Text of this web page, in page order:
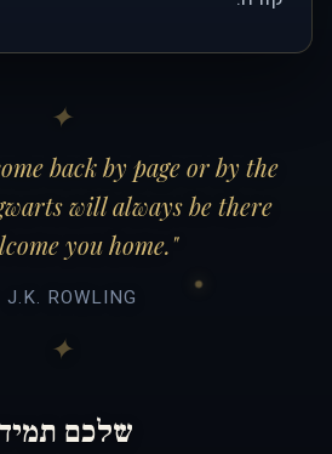
back by page or by the
will always be there
you home."
ROWLING
שלכם